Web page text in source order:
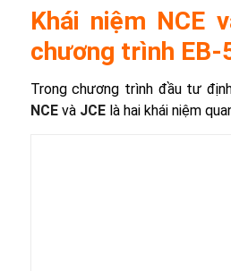
Khái niệm NCE
chương trình EB-
Trong chương trình đầu tư
NCEvà JCElà hai khái niệm